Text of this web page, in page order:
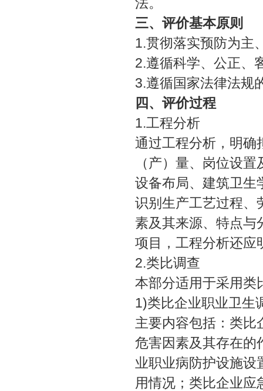
三、评价基本原则
1.贯彻落实预防为主
2.遵循科学、公正、
3.遵循国家法律法规
四、评价过程
1.工程分析
通过工程分析，明确
（产）量、岗位设
设备布局、建筑卫生
识别生产工艺过程、
素及其来源、特点与
项目，工程分析还应
2.类比调查
本部分适用于采用类
1)类比企业职业卫生
主要内容包括：类比
危害因素及其存在的
业职业病防护设施设
用情况；类比企业应